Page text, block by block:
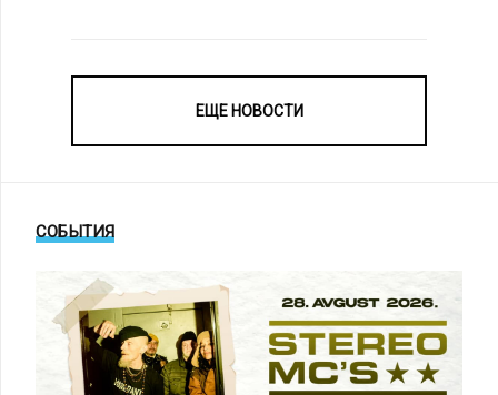
ЕЩЕ НОВОСТИ
СОБЫТИЯ